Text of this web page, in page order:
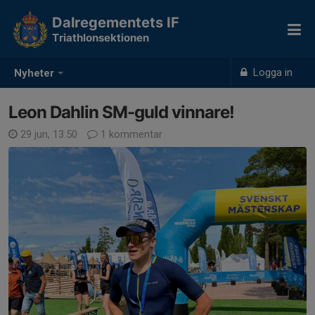
Nyheter Logga in
Dalregementets IF
Triathlonsektionen
Leon Dahlin SM-guld vinnare!
29 jun, 13:50 1 kommentar